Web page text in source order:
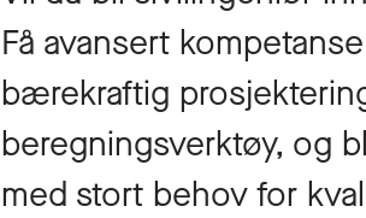
Få avansert
bærekraftig
beregningsverktøy, og
med stort behov for